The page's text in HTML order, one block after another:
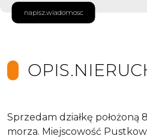
napisz.wiadomosc
Sprzedam działkę położoną
morza. Miejscowość